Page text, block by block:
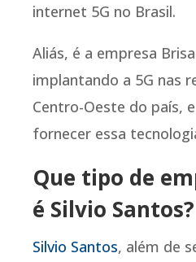
internet 5G no Brasil.
Aliás, é a empresa
implantando a 5G nas
Centro-Oeste do país,
fornecer essa
Que tipo de
é Silvio Santos?
Silvio Santos, além de